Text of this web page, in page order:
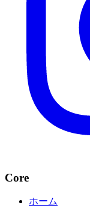
Core
ホーム